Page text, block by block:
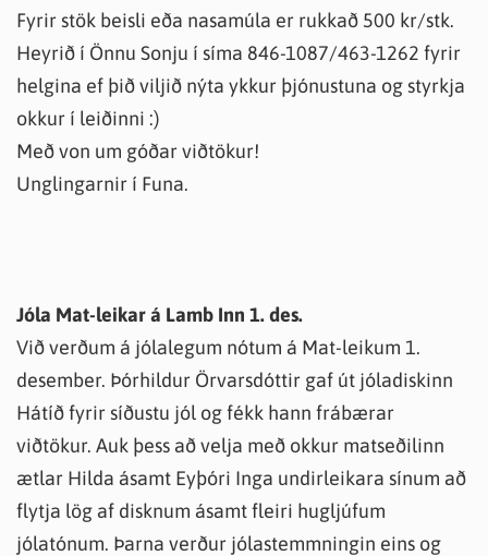
Fyrir stök beisli eða nasamúla er rukkað 500 kr/stk.
Heyrið í Önnu Sonju í síma 846-1087/463-1262 fyrir
helgina ef þið viljið nýta ykkur þjónustuna og styrkja
okkur í leiðinni :)
Með von um góðar viðtökur!
Unglingarnir í Funa.
Jóla Mat-leikar á Lamb Inn 1. des.
Við verðum á jólalegum nótum á Mat-leikum 1.
desember. Þórhildur Örvarsdóttir gaf út jóladiskinn
Hátíð fyrir síðustu jól og fékk hann frábærar
viðtökur. Auk þess að velja með okkur matseðilinn
ætlar Hilda ásamt Eyþóri Inga undirleikara sínum að
flytja lög af disknum ásamt fleiri hugljúfum
jólatónum. Þarna verður jólastemmningin eins og